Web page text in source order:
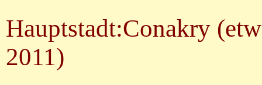
Hauptstadt:Conakry
2011)